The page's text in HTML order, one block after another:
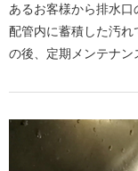
あるお客様から排水
配管内に蓄積した汚
の後、定期メンテナン